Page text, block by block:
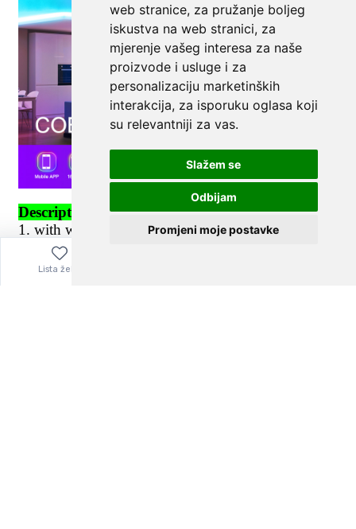
web stranice, za pružanje boljeg
iskustva na web stranici, za
mjerenje vašeg interesa za naše
proizvode i usluge i za
personalizaciju marketinških
interakcija, za isporuku oglasa koji
su relevantniji za vas.
Slažem se
Odbijam
Promjeni moje postavke
Lista želja